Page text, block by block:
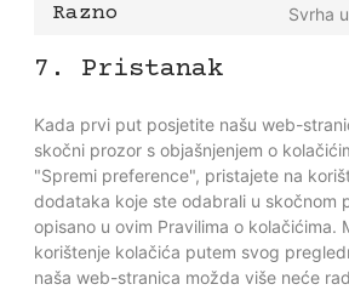
Razno Svrha
7. Pristanak
Kada prvi put posjetite našu web-
skočni prozor s objašnjenjem o
"Spremi preference", pristajete na
dodataka koje ste odabrali u skočnom
opisano u ovim Pravilima o kolačićima.
korištenje kolačića putem svog
naša web-stranica možda više neće